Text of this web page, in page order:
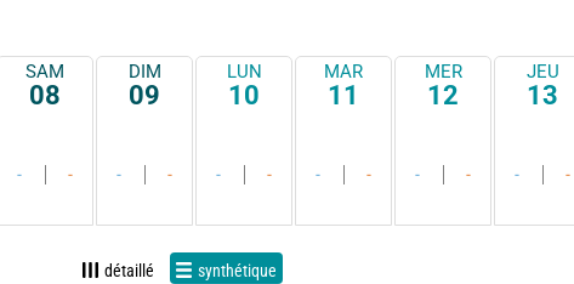
SAM
08
- -
DIM
09
- -
LUN
10
- -
MAR
11
- -
MER
12
- -
JEU
13
- -
détaillé synthétique